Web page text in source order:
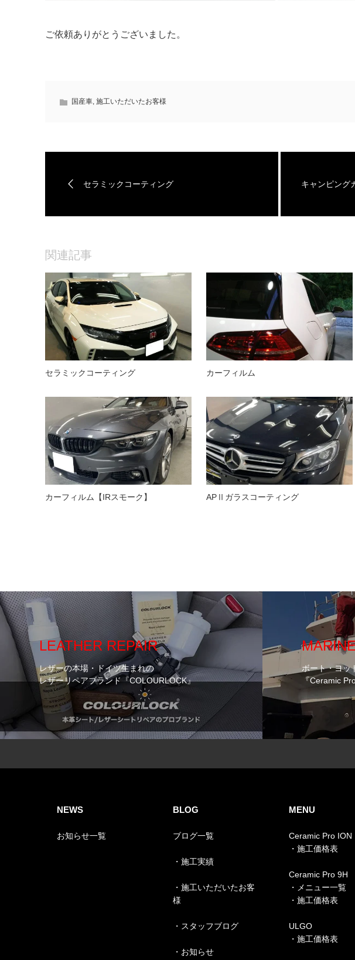
ご依頼ありがとうございました。
国産車, 施工いただいたお客様
セラミックコーティング キャンピング
関連記事
セラミックコーティング カーフィルム
カーフィルム【IRスモーク】 APⅡガラスコーティング
LEATHER REPAIR
レザーの本場・ドイツ生まれの
レザーリペアブランド『COLOURLOCK』
ボート・ヨッ
『Ceramic
NEWS
お知らせ一覧
BLOG
ブログ一覧
・施工実績
・施工いただいたお客
様
・スタッフブログ
・お知らせ
MENU
Ceramic Pro ION
・施工価格表
Ceramic Pro 9H
・メニュー一覧
・施工価格表
ULGO
・施工価格表